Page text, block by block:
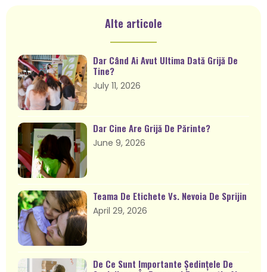
Alte articole
Dar Când Ai Avut Ultima Dată Grijă De
Tine?
July 11, 2026
Dar Cine Are Grijă De Părinte?
June 9, 2026
Teama De Etichete Vs. Nevoia De Sprijin
April 29, 2026
De Ce Sunt Importante Ședințele De